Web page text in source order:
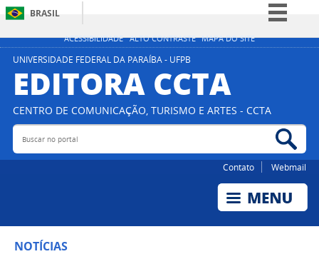
ACESSIBILIDADE ALTO CONTRASTE MAPA DO SITE
BRASIL
Simplifique!
Participe
Acesso à informação
Legislação
UNIVERSIDADE FEDERAL DA PARAÍBA - UFPB
EDITORA CCTA
CENTRO DE COMUNICAÇÃO, TURISMO E ARTES - CCTA
Buscar no portal
Contato Webmail
NOTÍCIAS